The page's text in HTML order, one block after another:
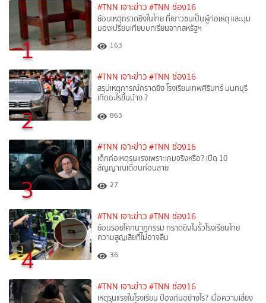
1
#TNN เจาะข่าว #TNN ช่อง16
ย้อนเหตุกราดยิงในไทย ที่เยาวชนเป็นผู้ก่อเหตุ และมุม
มองเปรียบเทียบบทเรียนจากสหรัฐฯ
163
2
#TNN เจาะข่าว #TNN ช่อง16
สรุปเหตุการณ์กราดยิง โรงเรียนเทพศิรินทร์ นนทบุรี
เกิดอะไรขึ้นบ้าง ?
863
3
#TNN เจาะข่าว #TNN ช่อง16
เด็กก่อเหตุรุนแรงเพราะเกมจริงหรือ? เปิด 10
สัญญาณเตือนก่อนสาย
27
4
#TNN เจาะข่าว #TNN ช่อง16
ย้อนรอยโศกนาฏกรรม กราดยิงในรั้วโรงเรียนไทย
ความสูญเสียที่ไม่อาจลืม
36
#TNN เจาะข่าว #TNN ช่อง16
เหตุรุนแรงในโรงเรียน ป้องกันอย่างไร? เมื่อความเสี่ยง